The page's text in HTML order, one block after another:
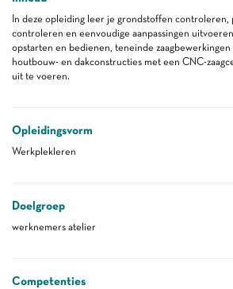
In deze opleiding leer je grondstoffen controleren,
controleren en eenvoudige aanpassingen
opstarten en bedienen, teneinde
houtbouw- en dakconstructies met een CNC-
uit te voeren.
Opleidingsvorm
Werkplekleren
Doelgroep
werknemers atelier
Competenties